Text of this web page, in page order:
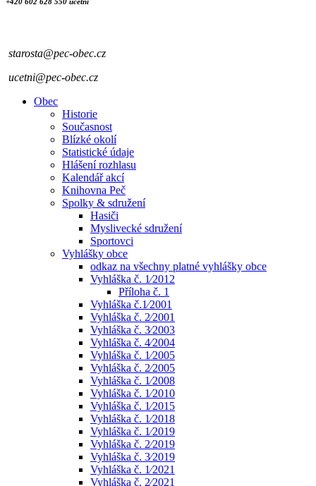
starosta@pec-obec.cz
ucetni@pec-obec.cz
Obec
Historie
Současnost
Blízké okolí
Statistické údaje
Hlášení rozhlasu
Kalendář akcí
Knihovna Peč
Spolky & sdružení
Hasiči
Myslivecké sdružení
Sportovci
Vyhlášky obce
odkaz na všechny platné vyhlášky obce
Vyhláška č. 1⁄2012
Příloha č. 1
Vyhláška č.1⁄2001
Vyhláška č. 2⁄2001
Vyhláška č. 3⁄2003
Vyhláška č. 4⁄2004
Vyhláška č. 1⁄2005
Vyhláška č. 2⁄2005
Vyhláška č. 1⁄2008
Vyhláška č. 1⁄2010
Vyhláška č. 1⁄2015
Vyhláška č. 1⁄2018
Vyhláška č. 1⁄2019
Vyhláška č. 2⁄2019
Vyhláška č. 3⁄2019
Vyhláška č. 1⁄2021
Vyhláška č. 2⁄2021